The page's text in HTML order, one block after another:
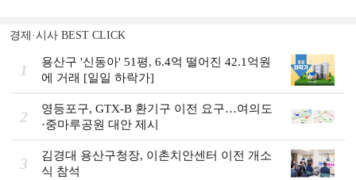
경제·시사 BEST CLICK
1
용산구 '신동아' 51평, 6.4억 떨어진 42.1억원
에 거래 [일일 하락가]
2
영등포구, GTX-B 환기구 이전 요구…여의도
·중마루공원 대안 제시
3
김경대 용산구청장, 이촌치안센터 이전 개소
식 참석